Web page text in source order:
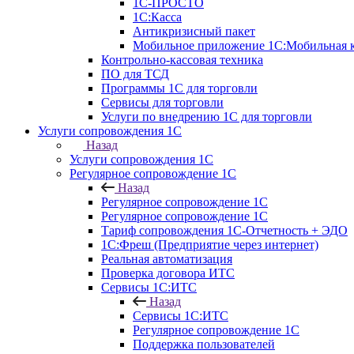
1С-ПРОСТО
1С:Касса
Антикризисный пакет
Мобильное приложение 1С:Мобильная
Контрольно-кассовая техника
ПО для ТСД
Программы 1С для торговли
Сервисы для торговли
Услуги по внедрению 1С для торговли
Услуги сопровождения 1С
Назад
Услуги сопровождения 1С
Регулярное сопровождение 1С
Назад
Регулярное сопровождение 1С
Регулярное сопровождение 1С
Тариф сопровождения 1С-Отчетность + ЭДО
1С:Фреш (Предприятие через интернет)
Реальная автоматизация
Проверка договора ИТС
Сервисы 1С:ИТС
Назад
Сервисы 1С:ИТС
Регулярное сопровождение 1С
Поддержка пользователей